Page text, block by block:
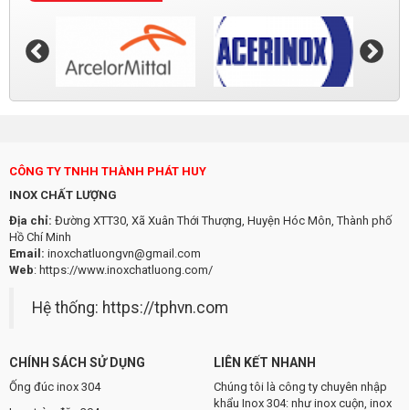
CÔNG TY TNHH THÀNH PHÁT HUY
INOX CHẤT LƯỢNG
Địa chỉ: Đường XTT30, Xã Xuân Thới Thượng, Huyện Hóc Môn, Thành phố
Hồ Chí Minh
Email: inoxchatluongvn@gmail.com
Web: https://www.inoxchatluong.com/
Hệ thống: https://tphvn.com
CHÍNH SÁCH SỬ DỤNG
Ống đúc inox 304
LIÊN KẾT NHANH
Chúng tôi là công ty chuyên nhập
khẩu Inox 304: như inox cuộn, inox